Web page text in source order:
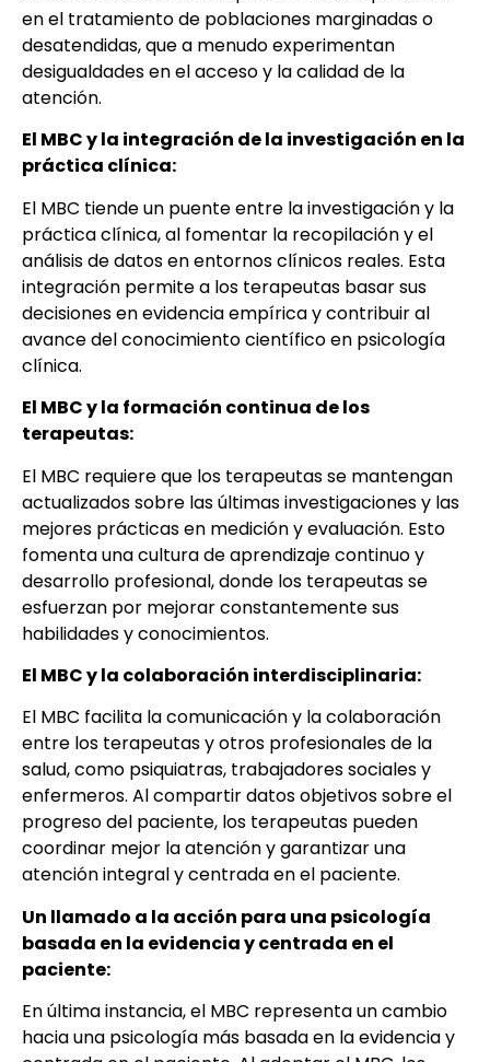
en el tratamiento de poblaciones marginadas o
desatendidas, que a menudo experimentan
desigualdades en el acceso y la calidad de la
atención.
El MBC y la integración de la investigación en la
práctica clínica:
El MBC tiende un puente entre la investigación y la
práctica clínica, al fomentar la recopilación y el
análisis de datos en entornos clínicos reales. Esta
integración permite a los terapeutas basar sus
decisiones en evidencia empírica y contribuir al
avance del conocimiento científico en psicología
clínica.
El MBC y la formación continua de los
terapeutas:
El MBC requiere que los terapeutas se mantengan
actualizados sobre las últimas investigaciones y las
mejores prácticas en medición y evaluación. Esto
fomenta una cultura de aprendizaje continuo y
desarrollo profesional, donde los terapeutas se
esfuerzan por mejorar constantemente sus
habilidades y conocimientos.
El MBC y la colaboración interdisciplinaria:
El MBC facilita la comunicación y la colaboración
entre los terapeutas y otros profesionales de la
salud, como psiquiatras, trabajadores sociales y
enfermeros. Al compartir datos objetivos sobre el
progreso del paciente, los terapeutas pueden
coordinar mejor la atención y garantizar una
atención integral y centrada en el paciente.
Un llamado a la acción para una psicología
basada en la evidencia y centrada en el
paciente:
En última instancia, el MBC representa un cambio
hacia una psicología más basada en la evidencia y